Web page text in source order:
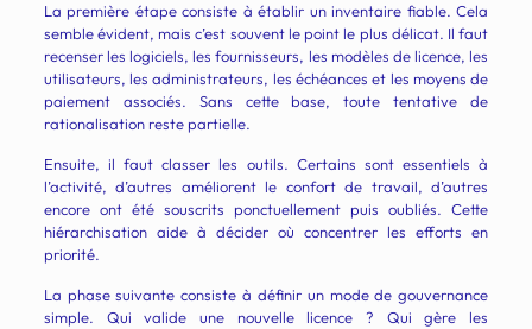
La première étape consiste à établir un inventaire fiable. Cela
semble évident, mais c’est souvent le point le plus délicat. Il faut
recenser les logiciels, les fournisseurs, les modèles de licence, les
utilisateurs, les administrateurs, les échéances et les moyens de
paiement associés. Sans cette base, toute tentative de
rationalisation reste partielle.
Ensuite, il faut classer les outils. Certains sont essentiels à
l’activité, d’autres améliorent le confort de travail, d’autres
encore ont été souscrits ponctuellement puis oubliés. Cette
hiérarchisation aide à décider où concentrer les efforts en
priorité.
La phase suivante consiste à définir un mode de gouvernance
simple. Qui valide une nouvelle licence ? Qui gère les